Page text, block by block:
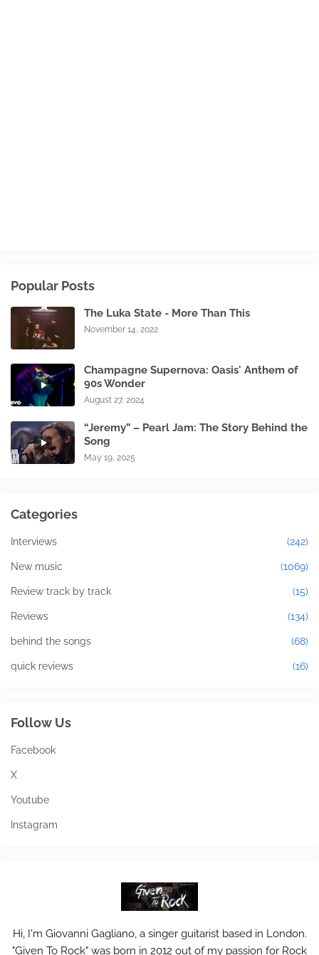
Popular Posts
The Luka State - More Than This
November 14, 2022
Champagne Supernova: Oasis' Anthem of
90s Wonder
August 27, 2024
“Jeremy” – Pearl Jam: The Story Behind the
Song
May 19, 2025
Categories
Interviews (242)
New music (1069)
Review track by track (15)
Reviews (134)
behind the songs (68)
quick reviews (16)
Follow Us
Facebook
X
Youtube
Instagram
Hi, I'm Giovanni Gagliano, a singer guitarist based in London.
"Given To Rock" was born in 2012 out of my passion for Rock